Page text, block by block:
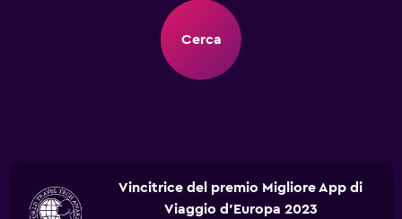
Cerca
Vincitrice del premio Migliore App di
Viaggio d'Europa 2023